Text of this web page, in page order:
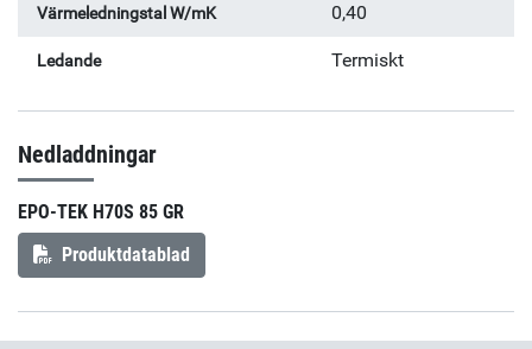
Värmeledningstal W/mK 0,40
Ledande Termiskt
Nedladdningar
EPO-TEK H70S 85 GR
Produktdatablad